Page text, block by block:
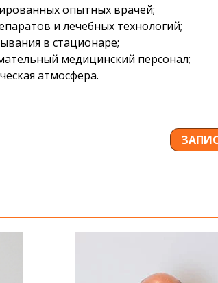
опытных врачей;
и лечебных технологий;
в стационаре;
медицинский персонал;
атмосфера.